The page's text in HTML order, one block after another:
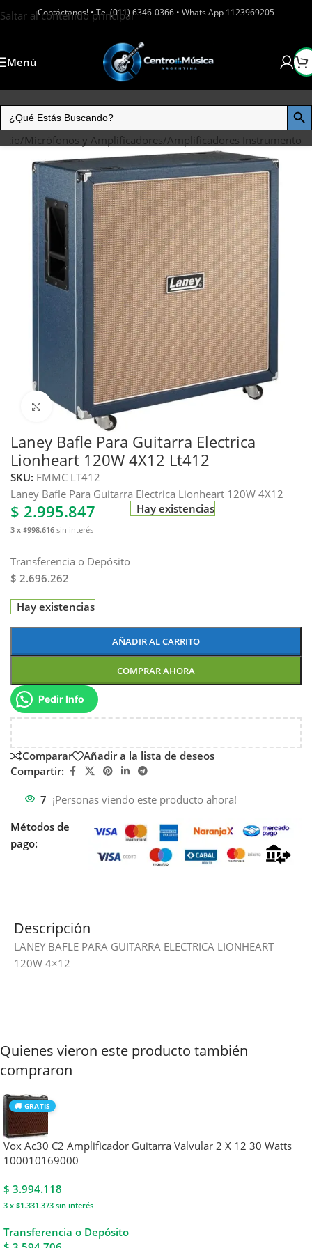
Saltar al contenido principal
Contáctanos! • Tel (011) 6346-0366 • Whats App 1123969205
Menú
/Micrófonos y Amplificadores/Amplificadores Instrumento
Haga clic para ampliar
Laney Bafle Para Guitarra Electrica
Lionheart 120W 4X12 Lt412
SKU: FMMC LT412
Laney Bafle Para Guitarra Electrica Lionheart 120W 4X12
$ 2.995.847
3 x $998.616 sin interés
Transferencia o Depósito
$ 2.696.262
Hay existencias
Hay existencias
AÑADIR AL CARRITO
COMPRAR AHORA
Pedir Info
Comparar
Añadir a la lista de deseos
Compartir:
7 ¡Personas viendo este producto ahora!
Métodos de
pago:
Descripción
LANEY BAFLE PARA GUITARRA ELECTRICA LIONHEART
120W 4×12
Quienes vieron este producto también
compraron
🚚 GRATIS
Vox Ac30 C2 Amplificador Guitarra Valvular 2 X 12 30 Watts
100010169000
$ 3.994.118
3 x $1.331.373 sin interés
Transferencia o Depósito